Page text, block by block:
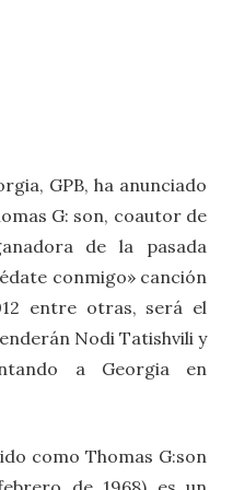
GPB, ha anunciado
G: son, coautor de
de la pasada
conmigo» canción
entre otras, será el
Nodi Tatishvili y
a Georgia en
como Thomas G:son